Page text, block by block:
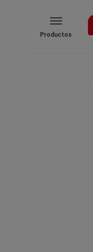
Productos